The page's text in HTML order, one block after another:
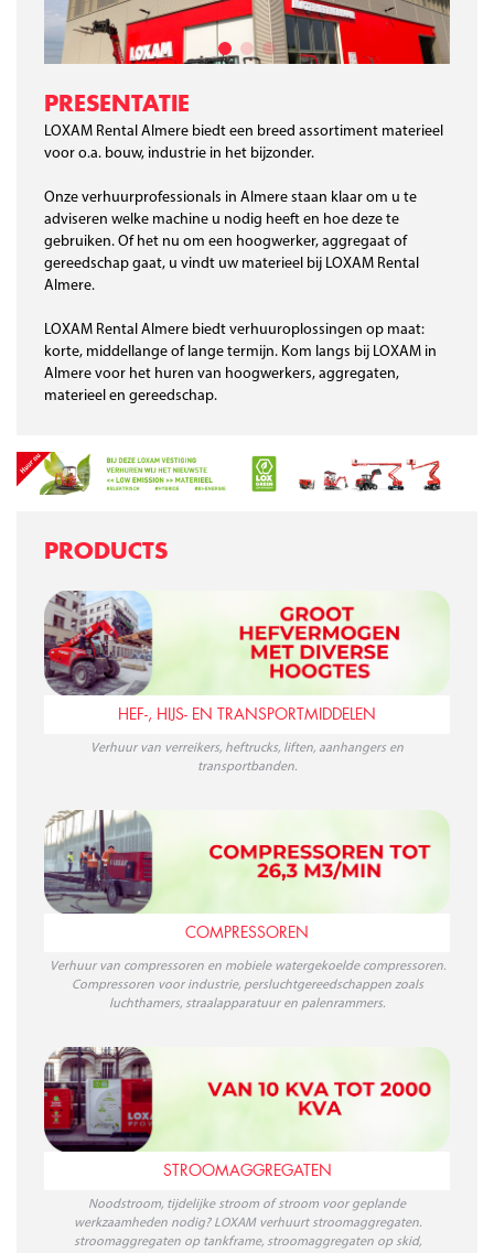
PRESENTATIE
LOXAM Rental Almere biedt een breed assortiment materieel
voor o.a. bouw, industrie in het bijzonder.
Onze verhuurprofessionals in Almere staan klaar om u te
adviseren welke machine u nodig heeft en hoe deze te
gebruiken. Of het nu om een hoogwerker, aggregaat of
gereedschap gaat, u vindt uw materieel bij LOXAM Rental
Almere.
LOXAM Rental Almere biedt verhuuroplossingen op maat:
korte, middellange of lange termijn. Kom langs bij LOXAM in
Almere voor het huren van hoogwerkers, aggregaten,
materieel en gereedschap.
PRODUCTS
HEF-, HIJS- EN TRANSPORTMIDDELEN
Verhuur van verreikers, heftrucks, liften, aanhangers en
transportbanden.
COMPRESSOREN
Verhuur van compressoren en mobiele watergekoelde compressoren.
Compressoren voor industrie, persluchtgereedschappen zoals
luchthamers, straalapparatuur en palenrammers.
STROOMAGGREGATEN
Noodstroom, tijdelijke stroom of stroom voor geplande
werkzaamheden nodig? LOXAM verhuurt stroomaggregaten.
stroomaggregaten op tankframe, stroomaggregaten op skid,